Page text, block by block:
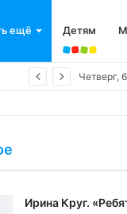
ещё Детям
Четверг,
Ирина Круг.